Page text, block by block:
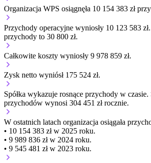
Organizacja WPS osiągnęła 10 154 383 zł
Przychody operacyjne wyniosły 10 123 583 zł.
przychody to 30 800 zł.
Całkowite koszty wyniosły 9 978 859 zł.
Zysk netto wyniósł 175 524 zł.
Spółka wykazuje rosnące przychody w czasie.
przychodów wynosi 304 451 zł rocznie.
W ostatnich latach organizacja osiągała
• 10 154 383 zł w 2025 roku.
• 9 989 836 zł w 2024 roku.
• 9 545 481 zł w 2023 roku.